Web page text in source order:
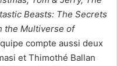
Beasts: The Secrets
the Multiverse of
compte aussi deux
et Thimothé Ballan